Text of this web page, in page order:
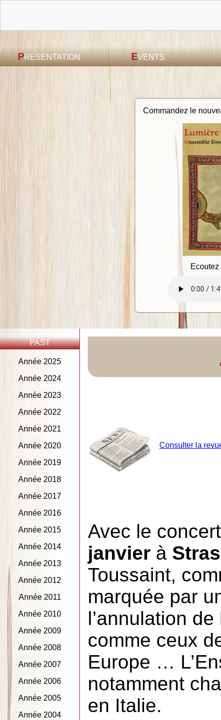
PRESENTATION EVENTS
Commandez le
PAST
Année 2025
Année 2024
Année 2023
Année 2022
Année 2021
Année 2020
Année 2019
Année 2018
Année 2017
Année 2016
Année 2015
Année 2014
Année 2013
Année 2012
Année 2011
Année 2010
Année 2009
Année 2008
Année 2007
Année 2006
Année 2005
Année 2004
Consulter la
Avec le
janvier à
Toussaint,
marquée par
l’annulation
comme ceux
Europe …
notamment
en Italie.